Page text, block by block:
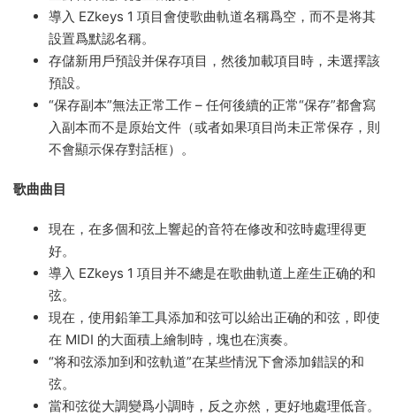
導入 EZkeys 1 項目會使歌曲軌道名稱爲空，而不是将其
設置爲默認名稱。
存儲新用戶預設并保存項目，然後加載項目時，未選擇該
預設。
“保存副本”無法正常工作 – 任何後續的正常“保存”都會寫
入副本而不是原始文件（或者如果項目尚未正常保存，則
不會顯示保存對話框）。
歌曲曲目
現在，在多個和弦上響起的音符在修改和弦時處理得更
好。
導入 EZkeys 1 項目并不總是在歌曲軌道上産生正确的和
弦。
現在，使用鉛筆工具添加和弦可以給出正确的和弦，即使
在 MIDI 的大面積上繪制時，塊也在演奏。
“将和弦添加到和弦軌道”在某些情況下會添加錯誤的和
弦。
當和弦從大調變爲小調時，反之亦然，更好地處理低音。